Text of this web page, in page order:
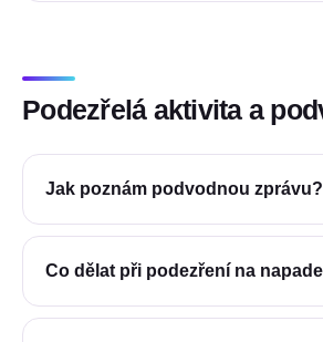
Podezřelá aktivita a
Jak poznám podvodnou zprávu?
Co dělat při podezření na